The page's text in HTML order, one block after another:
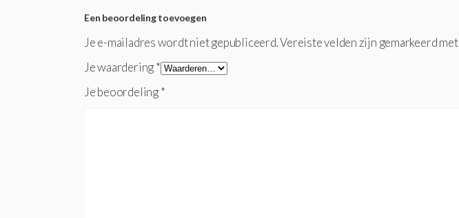
Een beoordeling toevoegen
Je e-mailadres wordt niet gepubliceerd.Vereiste velden zijn gemarkeerd met
Je waardering*
Je beoordeling*